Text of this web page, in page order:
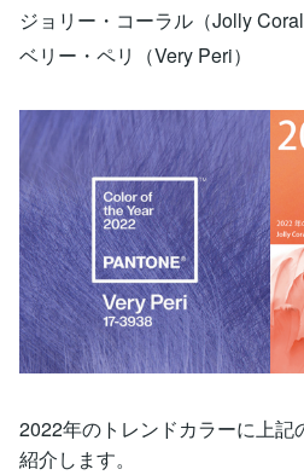
ジョリー・コーラル（Jolly Coral
ベリー・ペリ（Very Peri）
2022年のトレンドカラーに上
紹介します。